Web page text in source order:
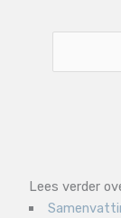
Lees verder